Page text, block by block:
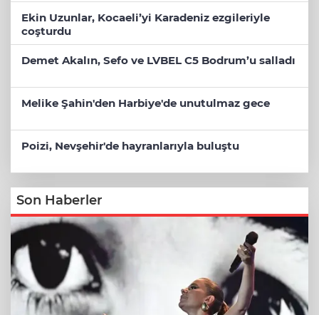
Ekin Uzunlar, Kocaeli’yi Karadeniz ezgileriyle
coşturdu
Demet Akalın, Sefo ve LVBEL C5 Bodrum’u salladı
Melike Şahin'den Harbiye'de unutulmaz gece
Poizi, Nevşehir'de hayranlarıyla buluştu
Son Haberler